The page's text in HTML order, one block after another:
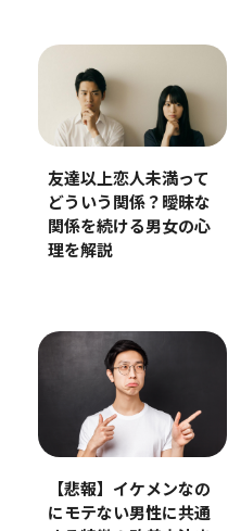
友達以上恋人未満って
どういう関係？曖昧な
関係を続ける男女の心
理を解説
【悲報】イケメンなの
にモテない男性に共通